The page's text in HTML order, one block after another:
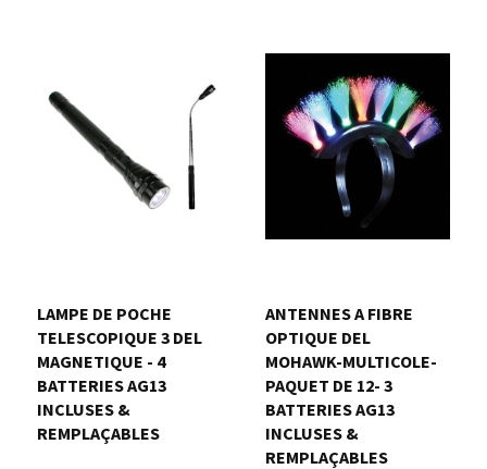
LAMPE DE POCHE
TELESCOPIQUE 3 DEL
MAGNETIQUE - 4
BATTERIES AG13
INCLUSES &
REMPLAÇABLES
ANTENNES A FIBRE
OPTIQUE DEL
MOHAWK-MULTICOLE-
PAQUET DE 12- 3
BATTERIES AG13
INCLUSES &
REMPLAÇABLES